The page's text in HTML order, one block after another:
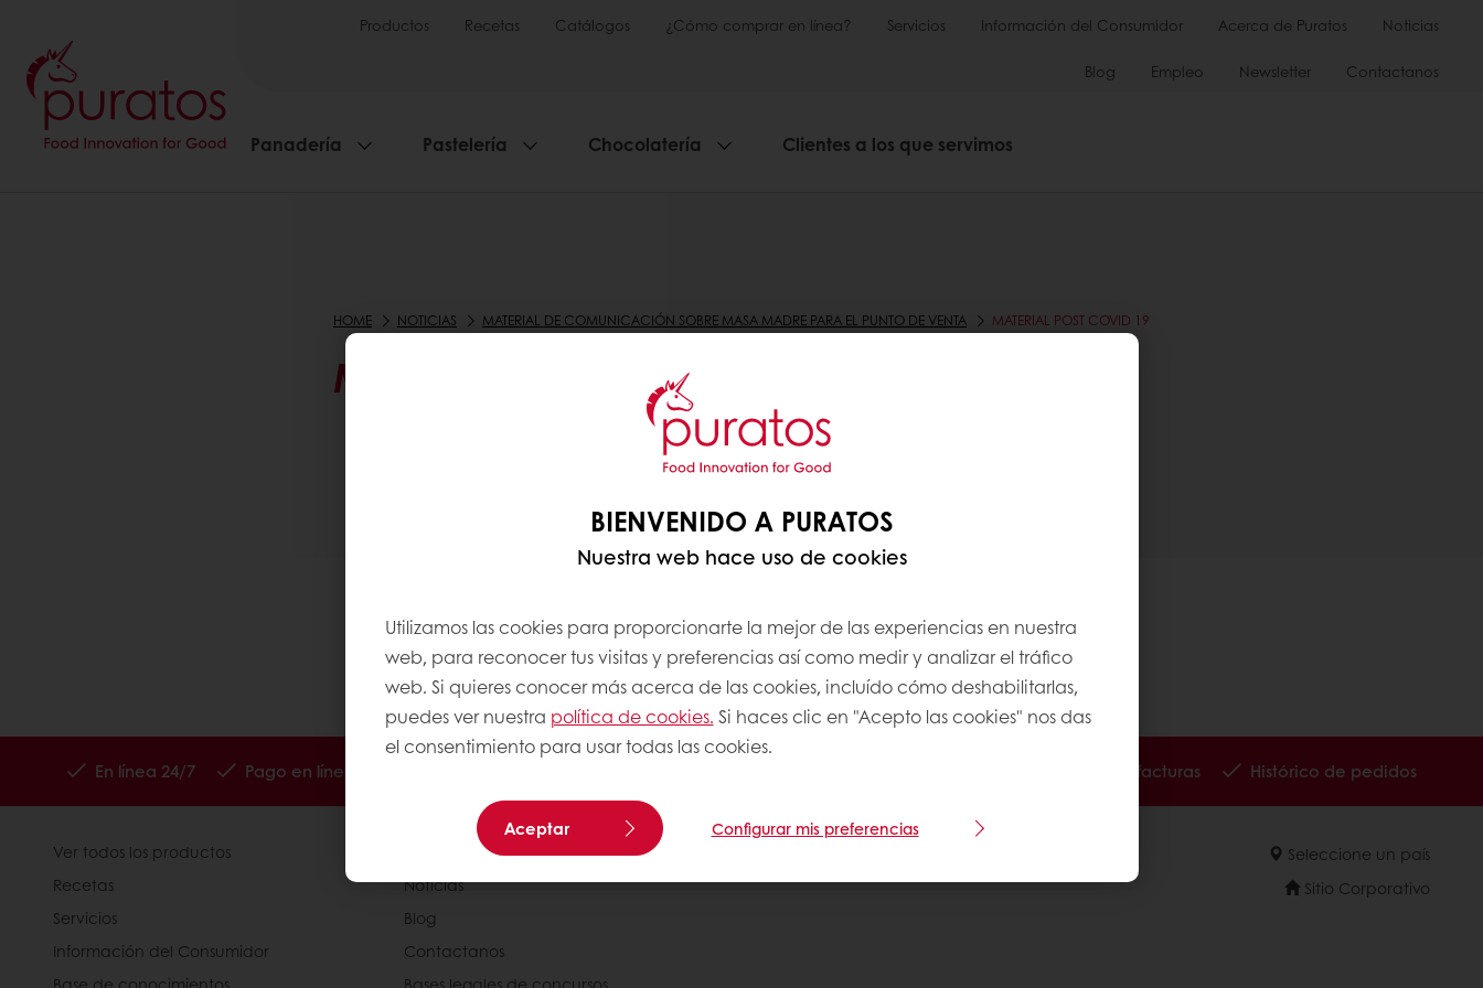
Productos Recetas Catálogos ¿Cómo comprar en línea? Servicios Información del Consumidor Acerca de Puratos Noticias
Blog Empleo Newsletter Contactanos
Panadería Pastelería Chocolatería Clientes a los que servimos
HOME NOTICIAS MATERIAL DE COMUNICACIÓN SOBRE MASA MADRE PARA EL PUNTO DE VENTA MATERIAL POST COVID 19
MATERIAL POST COVID 19
BIENVENIDO A PURATOS
Nuestra web hace uso de cookies
Utilizamos las cookies para proporcionarte la mejor de las experiencias en nuestra
web, para reconocer tus visitas y preferencias así como medir y analizar el tráfico
web. Si quieres conocer más acerca de las cookies, incluído cómo deshabilitarlas,
puedes ver nuestra política de cookies. Si haces clic en "Acepto las cookies" nos das
el consentimiento para usar todas las cookies.
Aceptar Configurar mis preferencias
En línea 24/7 Pago en línea (clientes nuevos) Seguimiento de facturas Histórico de pedidos
Ver todos los productos
Recetas
Servicios
Información del Consumidor
Base de conocimientos
Acerca de Puratos
Noticias
Blog
Contactanos
Bases legales de concursos
Seleccione un país
Sitio Corporativo